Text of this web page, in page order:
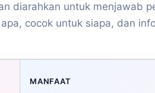
diarahkan untuk menjawab
cocok untuk siapa, dan
MANFAAT